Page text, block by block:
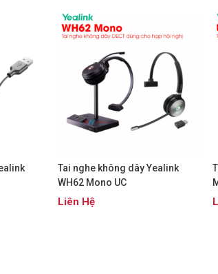
Tai nghe không dây Yealink
WH62 Mono UC
Liên Hệ